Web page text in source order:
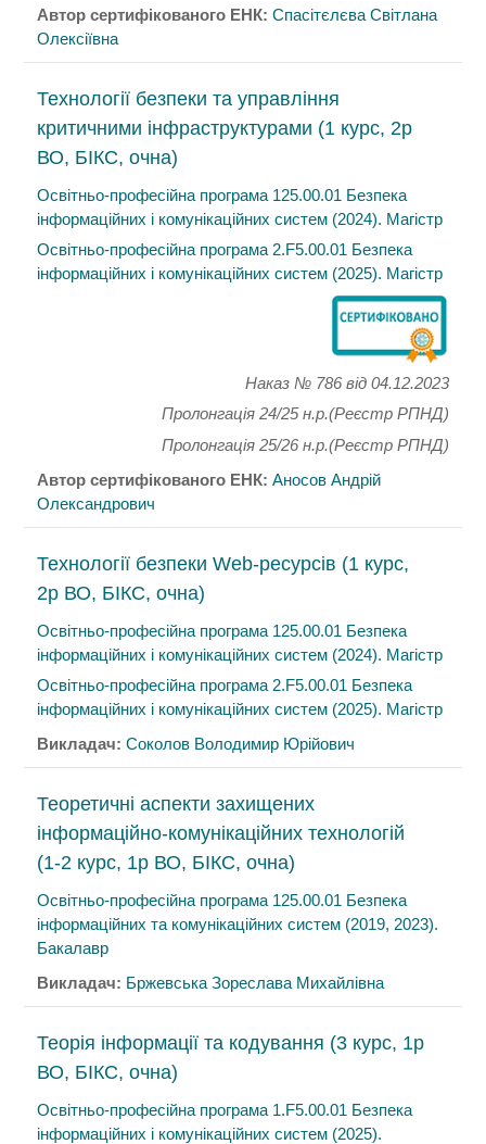
Автор сертифікованого ЕНК:Спасітєлєва Світлана
Олексіївна
Технології безпеки та управління
критичними інфраструктурами (1 курс, 2р
ВО, БІКС, очна)
Освітньо-професійна програма 125.00.01 Безпека
інформаційних і комунікаційних систем (2024). Магістр
Освітньо-професійна програма 2.F5.00.01 Безпека
інформаційних і комунікаційних систем (2025). Магістр
Наказ № 786 від 04.12.2023
Пролонгація 24/25 н.р.(Реєстр РПНД)
Пролонгація 25/26 н.р.(Реєстр РПНД)
Автор сертифікованого ЕНК:Аносов Андрій
Олександрович
Технології безпеки Web-ресурсів (1 курс,
2р ВО, БІКС, очна)
Освітньо-професійна програма 125.00.01 Безпека
інформаційних і комунікаційних систем (2024). Магістр
Освітньо-професійна програма 2.F5.00.01 Безпека
інформаційних і комунікаційних систем (2025). Магістр
Викладач:Соколов Володимир Юрійович
Теоретичні аспекти захищених
інформаційно-комунікаційних технологій
(1-2 курс, 1р ВО, БІКС, очна)
Освітньо-професійна програма 125.00.01 Безпека
інформаційних та комунікаційних систем (2019, 2023).
Бакалавр
Викладач: Бржевська Зореслава Михайлівна
Теорія інформації та кодування (3 курс, 1р
ВО, БІКС, очна)
Освітньо-професійна програма 1.F5.00.01 Безпека
інформаційних і комунікаційних систем (2025).